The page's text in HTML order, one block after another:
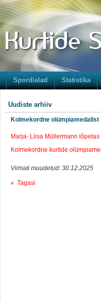
Spordialad Statistika
Uudiste arhiiv
Kolmekordne
Marja- Liisa Müllermann
Kolmekordne kurtide
Viimati muudetud: 30.12.2025
« Tagasi